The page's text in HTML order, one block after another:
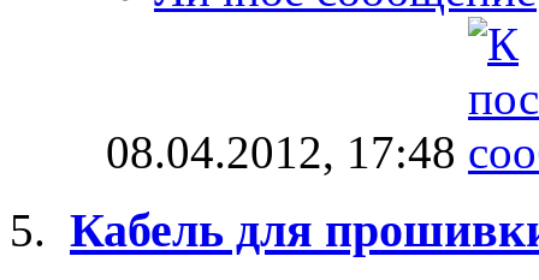
08.04.2012, 17:48
Кабель для